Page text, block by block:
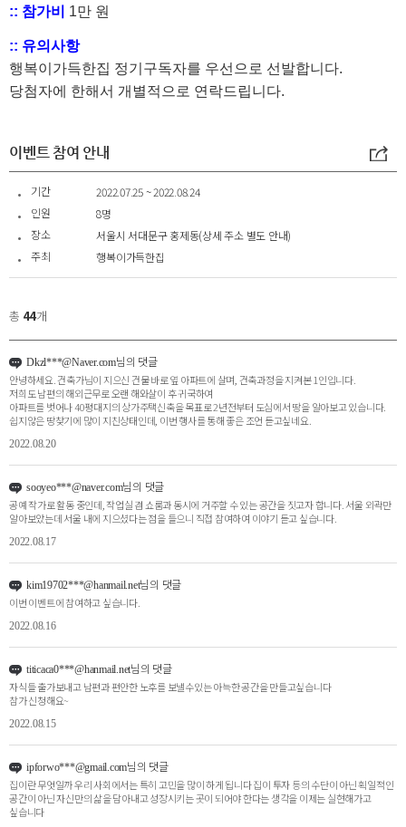
이벤트 참여 안내
기간
2022.07.25 ~ 2022.08.24
인원
8명
장소
서울시 서대문구 홍제동(상세 주소 별도 안내)
주최
행복이가득한집
총 44개
Dkzl***@Naver.com님의 댓글
안녕하세요. 건축가님이 지으신 건물 바로 옆 아파트에 살며, 건축과정을 지켜본 1인입니다.
저희도 남편의 해외근무로 오랜 해와살이 후 귀국하여
아파트를 벗어나 40평대지의 상가주택신축을 목표로 2년전부터 도심에서 땅을 알아보고 있습니다.
쉽지않은 땅찾기에 많이 지친상태인데, 이번 행사를 통해 좋은 조언 듣고싶네요.
2022.08.20
sooyeo***@naver.com님의 댓글
공예 작가로 활동 중인데, 작업실 겸 쇼룸과 동시에 거주할 수 있는 공간을 짓고자 합니다. 서울 외곽만
알아보았는데 서울 내에 지으셨다는 점을 들으니 직접 참여하여 이야기 듣고 싶습니다.
2022.08.17
kim19702***@hanmail.net님의 댓글
이번 이벤트에 참여하고 싶습니다.
2022.08.16
titicaca0***@hanmail.net님의 댓글
자식들 출가보내고 남편과 편안한 노후를 보낼수있는 아늑한 공간을 만들고싶습니다
참가 신청해요~
2022.08.15
ipforwo***@gmail.com님의 댓글
집이란 무엇일까 우리 사회에서는 특히 고민을 많이 하게 됩니다 집이 투자 등의 수단이 아닌 획일적인
공간이 아닌 자신만의 삶을 담아내고 성장시키는 곳이 되어야 한다는 생각을 이제는 실현해가고
싶습니다